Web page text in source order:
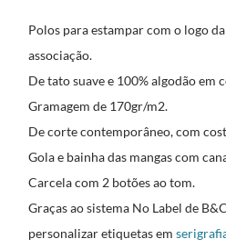
Polos para estampar com o logo
associação.
De tato suave e 100% algodão em
Gramagem de 170gr/m2.
De corte contemporâneo, com
Gola e bainha das mangas com
Carcela com 2 botões ao tom.
Graças ao sistema No Label de
personalizar etiquetas em